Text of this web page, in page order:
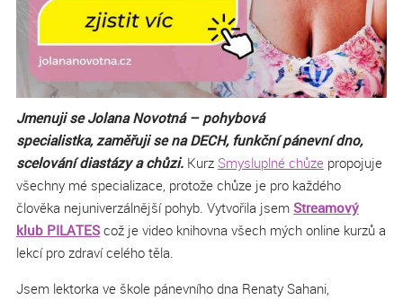
Jmenuji se Jolana Novotná – pohybová
specialistka, zaměřuji se na DECH, funkční pánevní dno,
scelování diastázy a chůzi.Kurz Smysluplné chůzepropojuje
všechny mé specializace, protože chůze je pro každého
člověka nejuniverzálnější pohyb. Vytvořila jsem Streamový
klub PILATEScož je video knihovna všech mých online kurzů a
lekcí pro zdraví celého těla.
Jsem lektorka ve škole pánevního dna Renaty Sahani,